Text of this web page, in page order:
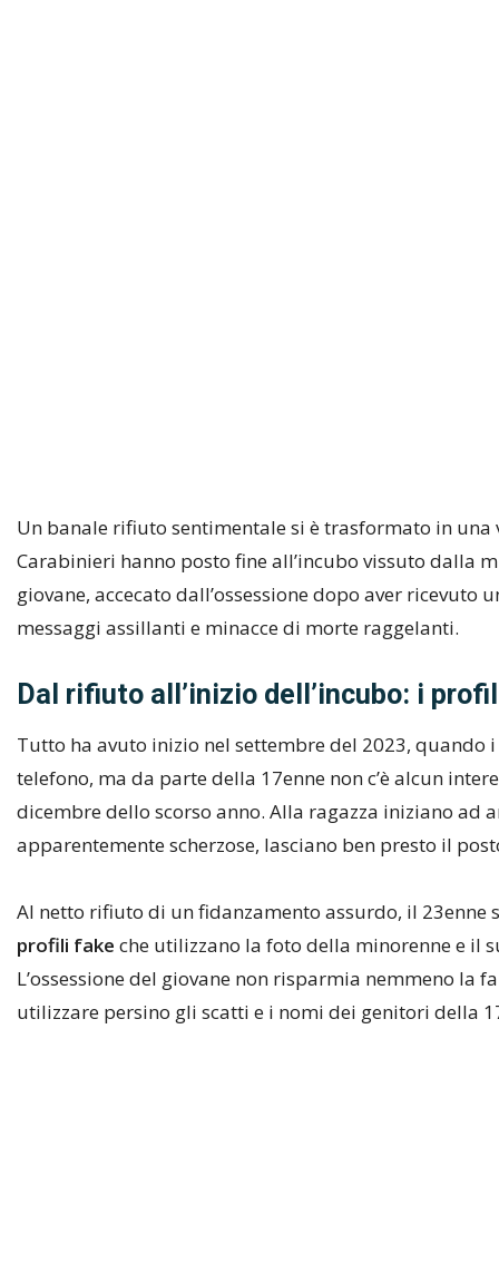
Un banale rifiuto sentimentale si è trasformato in
Carabinieri hanno posto fine all’incubo vissuto dalla
giovane, accecato dall’ossessione dopo aver
messaggi assillanti e minacce di morte raggelanti.
Dal rifiuto all’inizio dell’incubo: i
Tutto ha avuto inizio nel settembre del 2023, quando
telefono, ma da parte della 17enne non c’è alcun
dicembre dello scorso anno. Alla ragazza iniziano ad
apparentemente scherzose, lasciano ben presto il
Al netto rifiuto di un fidanzamento assurdo, il 23enne
profili fake che utilizzano la foto della minorenne e il
L’ossessione del giovane non risparmia nemmeno
utilizzare persino gli scatti e i nomi dei genitori della